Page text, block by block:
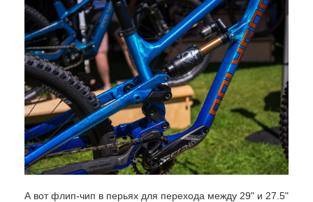
А вот флип-чип в перьях для перехода между 29" и 27.5"